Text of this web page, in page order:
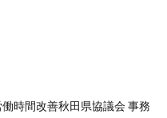
時間改善秋田県協議会 事務